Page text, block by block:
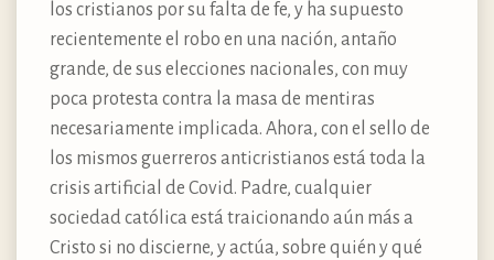
los cristianos por su falta de fe, y ha supuesto
recientemente el robo en una nación, antaño
grande, de sus elecciones nacionales, con muy
poca protesta contra la masa de mentiras
necesariamente implicada. Ahora, con el sello de
los mismos guerreros anticristianos está toda la
crisis artificial de Covid. Padre, cualquier
sociedad católica está traicionando aún más a
Cristo si no discierne, y actúa, sobre quién y qué